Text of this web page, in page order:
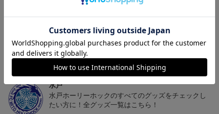
水戸
こだわりのデザインに注目！タオルマフラーは応援
の必須アイテム！
水戸
水戸ホーリーホックのすべてのグッズをチェックし
たい方に！全グッズ一覧はこちら！